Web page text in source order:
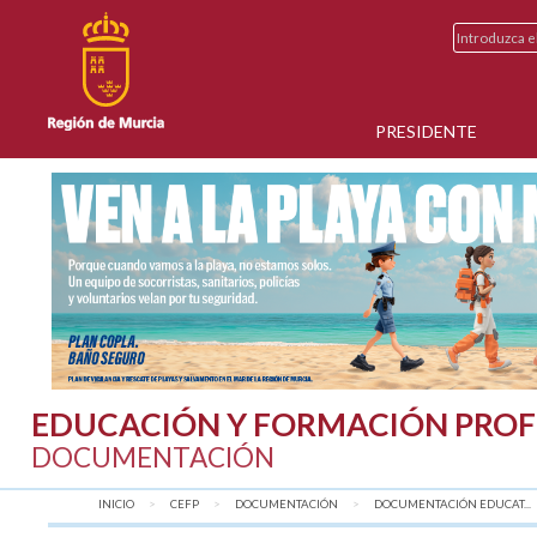
PRESIDENTE
EDUCACIÓN Y FORMACIÓN
DOCUMENTACIÓN
INICIO CEFP DOCUMENTACIÓN DOCUMENTACIÓN EDUCAT...